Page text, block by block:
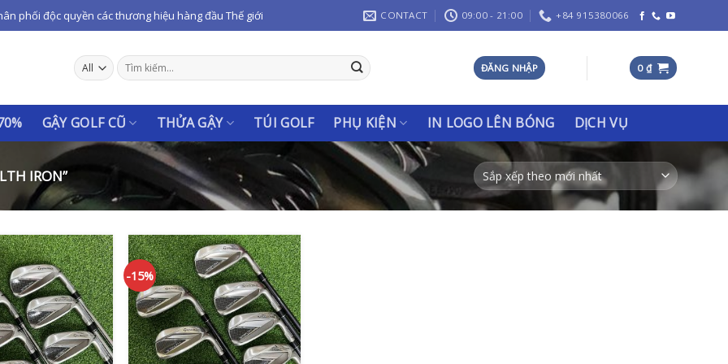
phối độc quyền các thương hiệu hàng đầu Thế giới CONTACT 09:00 - 21:00 +84 915380066
Tìm
kiếm:
ĐĂNG NHẬP 0 ₫
GẬY GOLF CŨ THỬA GẬY TÚI GOLF PHỤ KIỆN IN LOGO LÊN BÓNG DỊCH VỤ
IRON”
-15%